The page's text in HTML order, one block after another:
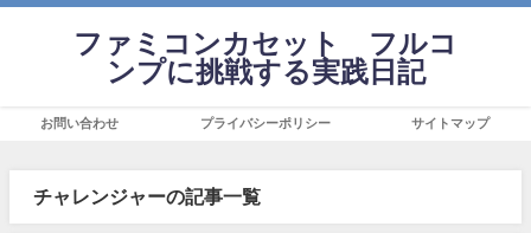
ファミコンカセット フルコ
ンプに挑戦する実践日記
お問い合わせ プライバシーポリシー サイトマップ
チャレンジャーの記事一覧